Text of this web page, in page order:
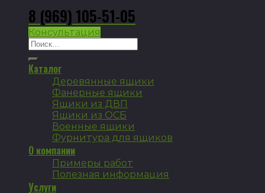
8 (969) 105-51-05
Консультация
Искать:
Каталог
Деревянные ящики
Фанерные ящики
Ящики из ДВП
Ящики из ОСБ
Военные ящики
Фурнитура для ящиков
О компании
Примеры работ
Полезная информация
Услуги